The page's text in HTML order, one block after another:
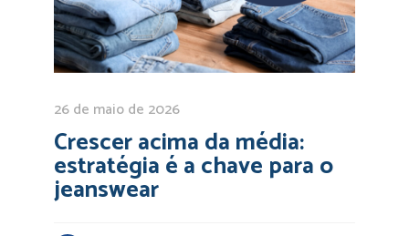
26 de maio de 2026
Crescer acima da média:
estratégia é a chave para o
jeanswear